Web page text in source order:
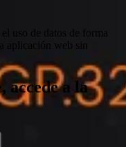
uso de datos de forma
aplicación web sin
accede a la